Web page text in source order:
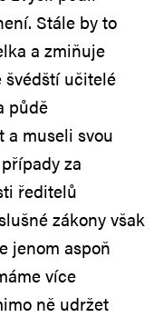
Stále by to
a zmiňuje
švédští učitelé
půdě
a museli svou
za
ředitelů
zákony však
jenom aspoň
více
ně udržet